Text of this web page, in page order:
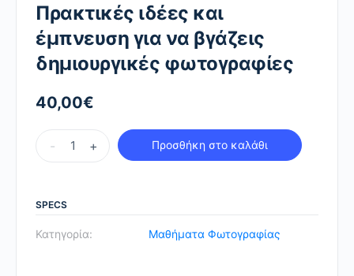
Πρακτικές ιδέες και
έμπνευση για να βγάζεις
δημιουργικές φωτογραφίες
40,00€
Πρακτικές
ιδέες
έμπνευση
- + Προσθήκη στο καλάθι
SPECS
Κατηγορία: Μαθήματα Φωτογραφίας